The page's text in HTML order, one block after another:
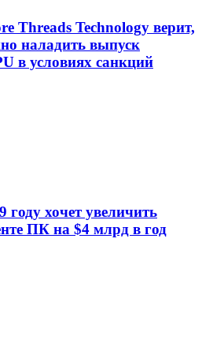
Threads Technology верит,
наладить выпуск
в условиях санкций
году хочет увеличить
ПК на $4 млрд в год